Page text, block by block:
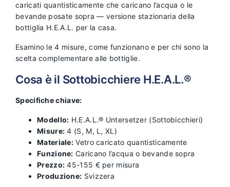
caricati quantisticamente che caricano l’acqua o le
bevande posate sopra — versione stazionaria della
bottiglia H.E.A.L. per la casa.
Esamino le 4 misure, come funzionano e per chi sono la
scelta complementare alle bottiglie.
Cosa è il Sottobicchiere H.E.A.L.®
Specifiche chiave:
Modello: H.E.A.L.® Untersetzer (Sottobicchieri)
Misure: 4 (S, M, L, XL)
Materiale: Vetro caricato quantisticamente
Funzione: Caricano l’acqua o bevande sopra
Prezzo: 45-155 € per misura
Produzione: Svizzera